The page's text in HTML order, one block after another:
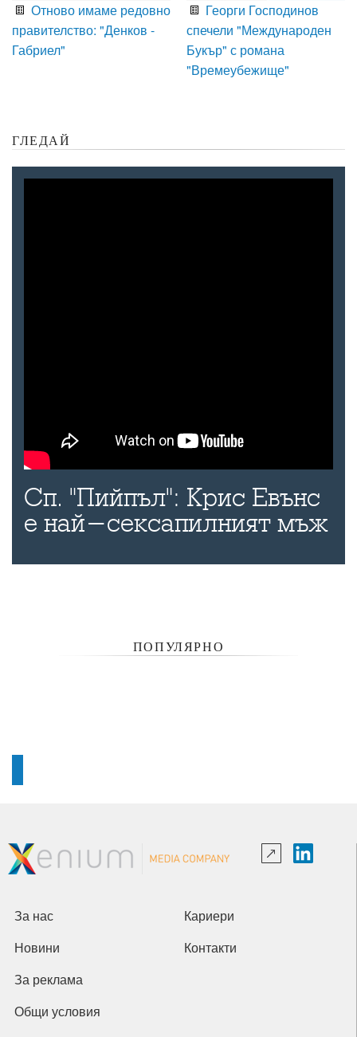
Отново имаме редовно
правителство: "Денков -
Габриел"
Георги Господинов
спечели "Международен
Букър" с романа
"Времеубежище"
ГЛЕДАЙ
Сп. "Пийпъл": Крис Евънс
е най-сексапилният мъж
ПОПУЛЯРНО
За нас Кариери
Новини Контакти
За реклама
Общи условия